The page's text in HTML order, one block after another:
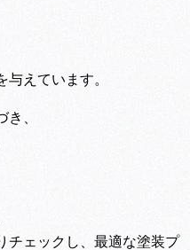
えています。
、
チェックし、最適な塗装プ